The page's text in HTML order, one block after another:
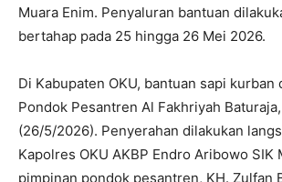
Muara Enim. Penyaluran bantuan
bertahap pada 25 hingga 26 Mei 2026.
Di Kabupaten OKU, bantuan sapi kurban
Pondok Pesantren Al Fakhriyah
(26/5/2026). Penyerahan dilakukan
Kapolres OKU AKBP Endro Aribowo SIK
pimpinan pondok pesantren, KH. Zulfan